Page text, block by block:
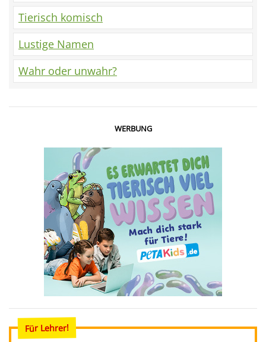
Tierisch komisch
Lustige Namen
Wahr oder unwahr?
WERBUNG
Für Lehrer!